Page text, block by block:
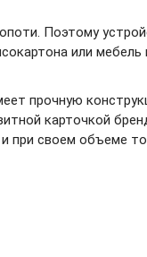
Поэтому
или мебель
прочную
карточкой
при своем объеме